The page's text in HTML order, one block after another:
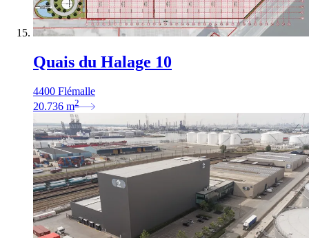
Quais du Halage 10
4400 Flémalle
20.736 m2